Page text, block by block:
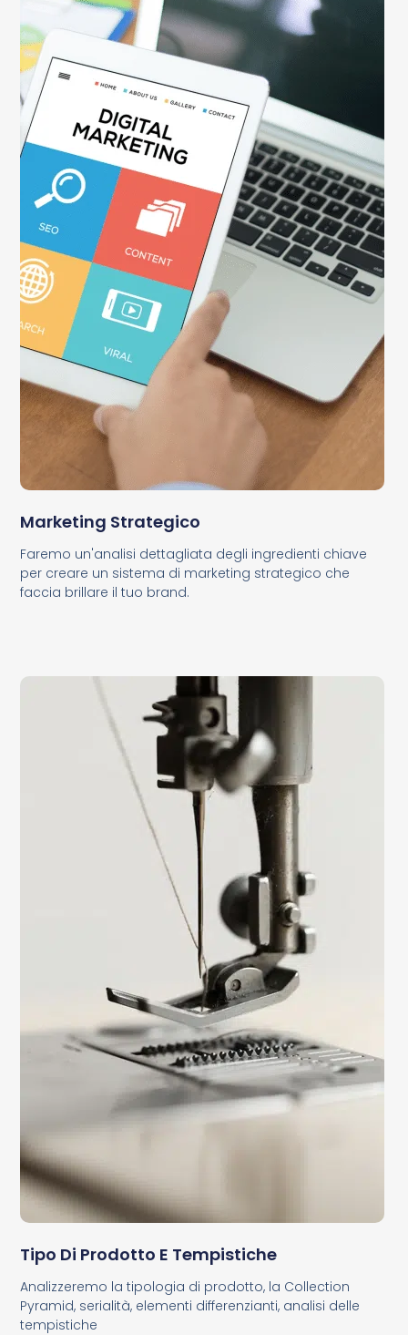
Marketing Strategico
Faremo un'analisi dettagliata degli ingredienti chiave
per creare un sistema di marketing strategico che
faccia brillare il tuo brand.
Tipo Di Prodotto E Tempistiche
Analizzeremo la tipologia di prodotto, la Collection
Pyramid, serialità, elementi differenzianti, analisi delle
tempistiche